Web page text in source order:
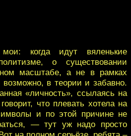
когда идут вяленькие
о существовании
масштабе, а не в рамках
в теории и забавно.
«личность», ссылаясь на
что плевать хотела на
и по этой причине не
— тут уж надо просто